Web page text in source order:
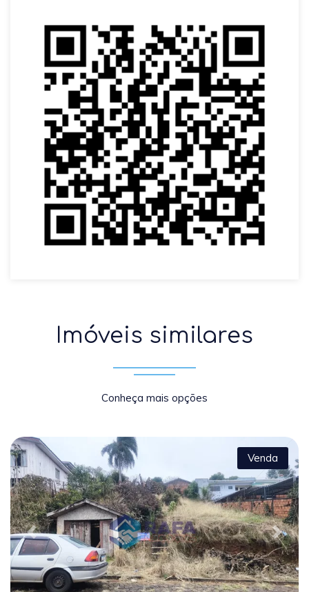
Imóveis similares
Conheça mais opções
Previous Next
Venda